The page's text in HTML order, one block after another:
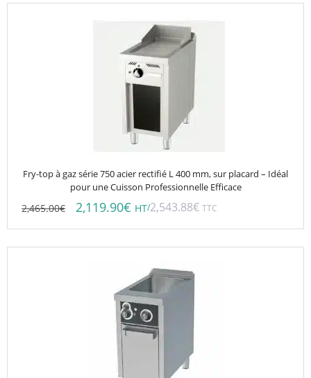
Fry-top à gaz série 750 acier rectifié L 400 mm, sur placard – Idéal
pour une Cuisson Professionnelle Efficace
2,465.00€ 2,119.90€ HT/2,543.88€ TTC